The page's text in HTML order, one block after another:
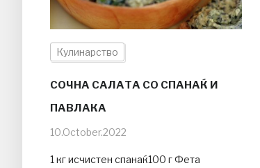
Кулинарство
СОЧНА САЛАТА СО СПАНАЌ И
ПАВЛАКА
10.October.2022
1 кг исчистен спанаќ100 г Фета